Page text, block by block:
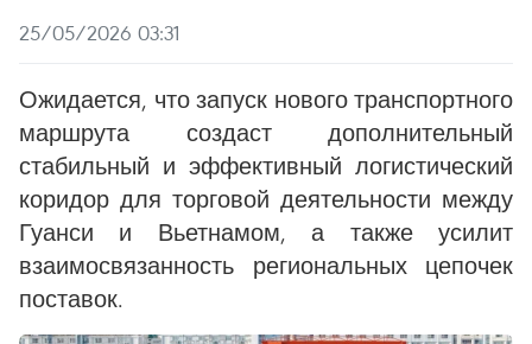
25/05/2026 03:31
Ожидается, что запуск нового транспортного
маршрута создаст дополнительный
стабильный и эффективный логистический
коридор для торговой деятельности между
Гуанси и Вьетнамом, а также усилит
взаимосвязанность региональных цепочек
поставок.